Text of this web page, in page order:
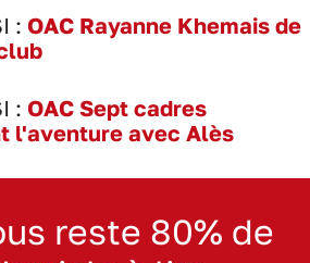
: OAC Rayanne Khemais de
: OAC Sept cadres
l'aventure avec Alès
reste 80% de